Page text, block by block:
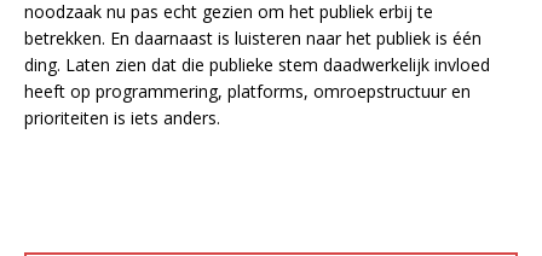
noodzaak nu pas echt gezien om het publiek erbij te
betrekken. En daarnaast is luisteren naar het publiek is één
ding. Laten zien dat die publieke stem daadwerkelijk invloed
heeft op programmering, platforms, omroepstructuur en
prioriteiten is iets anders.